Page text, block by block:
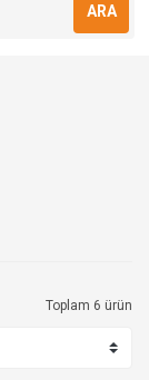
ARA
Toplam 6 ürün